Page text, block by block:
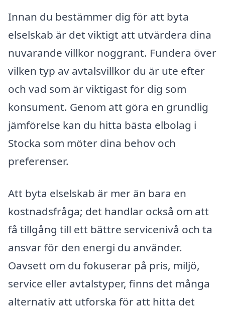
Innan du bestämmer dig för att byta
elselskab är det viktigt att utvärdera dina
nuvarande villkor noggrant. Fundera över
vilken typ av avtalsvillkor du är ute efter
och vad som är viktigast för dig som
konsument. Genom att göra en grundlig
jämförelse kan du hitta bästa elbolag i
Stocka som möter dina behov och
preferenser.
Att byta elselskab är mer än bara en
kostnadsfråga; det handlar också om att
få tillgång till ett bättre servicenivå och ta
ansvar för den energi du använder.
Oavsett om du fokuserar på pris, miljö,
service eller avtalstyper, finns det många
alternativ att utforska för att hitta det